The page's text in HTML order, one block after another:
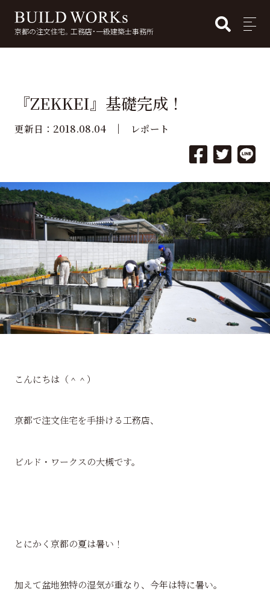
京都の注文住宅。工務店・一級建築士事務所 MENU
『ZEKKEI』基礎完成！
更新日： 2018.08.04 レポート
こんにちは（＾＾）
京都で注文住宅を手掛ける工務店、
ビルド・ワークスの大槻です。
とにかく京都の夏は暑い！
加えて盆地独特の湿気が重なり、今年は特に暑い。